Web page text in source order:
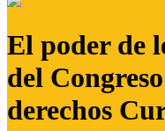
El poder de
del
derechos